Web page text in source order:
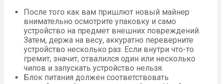
После того как вам пришлют новый майнер
внимательно осмотрите упаковку и само
устройство на предмет внешних повреждений.
Затем, держа на весу, аккуратно переверните
устройство несколько раз. Если внутри что-то
гремит, значит, отвалился один или несколько
чипов и запускать устройство нельзя.
Блок питания должен соответствовать